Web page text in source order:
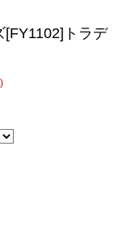
[FY1102]トラデ